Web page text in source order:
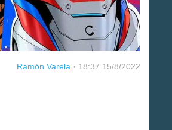
Ramón Varela · 18:37 15/8/2022